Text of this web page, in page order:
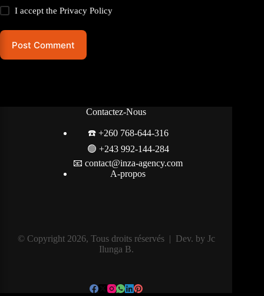
I accept thePrivacy Policy
Post Comment
Contactez-Nous
☎️ +260 768-644-316
🟢 +243 992-144-284
📧 contact@inza-agency.com
A-propos
© Copyright 2026, Tous droits réservés | Dev. by Jc
Ilunga B.